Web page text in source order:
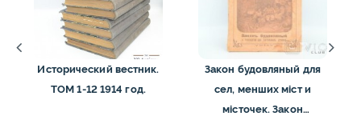
Исторический вестник.
ТОМ 1-12 1914 год.
Закон будовляный для
сел, менших міст и
місточек. Закон